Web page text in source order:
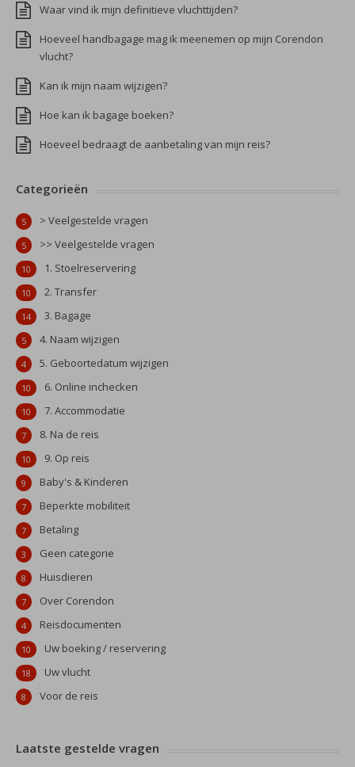
Waar vind ik mijn definitieve vluchttijden?
Hoeveel handbagage mag ik meenemen op mijn Corendon
vlucht?
Kan ik mijn naam wijzigen?
Hoe kan ik bagage boeken?
Hoeveel bedraagt de aanbetaling van mijn reis?
Categorieën
> Veelgestelde vragen
5
>> Veelgestelde vragen
5
1. Stoelreservering
10
2. Transfer
10
3. Bagage
14
4. Naam wijzigen
5
5. Geboortedatum wijzigen
4
6. Online inchecken
10
7. Accommodatie
10
8. Na de reis
7
9. Op reis
10
Baby's & Kinderen
9
Beperkte mobiliteit
7
Betaling
7
Geen categorie
3
Huisdieren
8
Over Corendon
7
Reisdocumenten
4
Uw boeking / reservering
10
Uw vlucht
18
Voor de reis
8
Laatste gestelde vragen